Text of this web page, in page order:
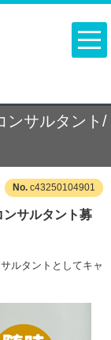
ンサルタント/
c43250104901
サルタント募
ルタントとしてキャ